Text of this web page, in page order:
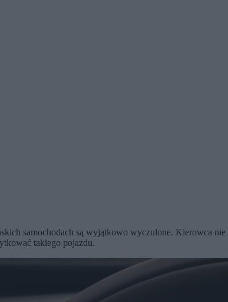
samochodach są wyjątkowo wyczulone. Kierowca
takiego pojazdu.